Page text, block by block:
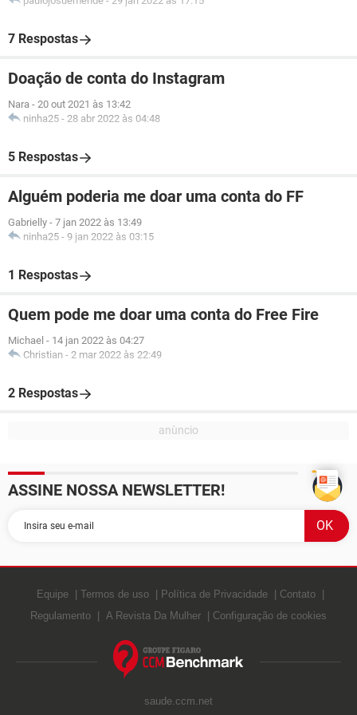
7 Respostas
Doação de conta do Instagram
Nara - 20 out 2021 às 13:42
ninha25 - 28 abr 2022 às 04:48
5 Respostas
Alguém poderia me doar uma conta do FF
Gabrielly - 7 jan 2022 às 13:49
ninha25 - 9 jan 2022 às 03:15
1 Respostas
Quem pode me doar uma conta do Free Fire
Michael - 14 jan 2022 às 04:27
Christian - 2 mar 2022 às 22:49
2 Respostas
ASSINE NOSSA NEWSLETTER!
Equipe Termos de uso Política de Privacidade
Contato
Regulamento
A Revista Da Mulher Configuração de cookies
saude.ccm.net